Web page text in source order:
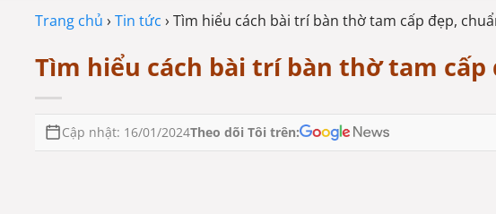
Trang chủ › Tin tức › Tìm hiểu cách bài trí bàn thờ tam cấp đẹp,
Tìm hiểu cách bài trí bàn thờ tam
Cập nhật: 16/01/2024Theo dõi Tôi trên: